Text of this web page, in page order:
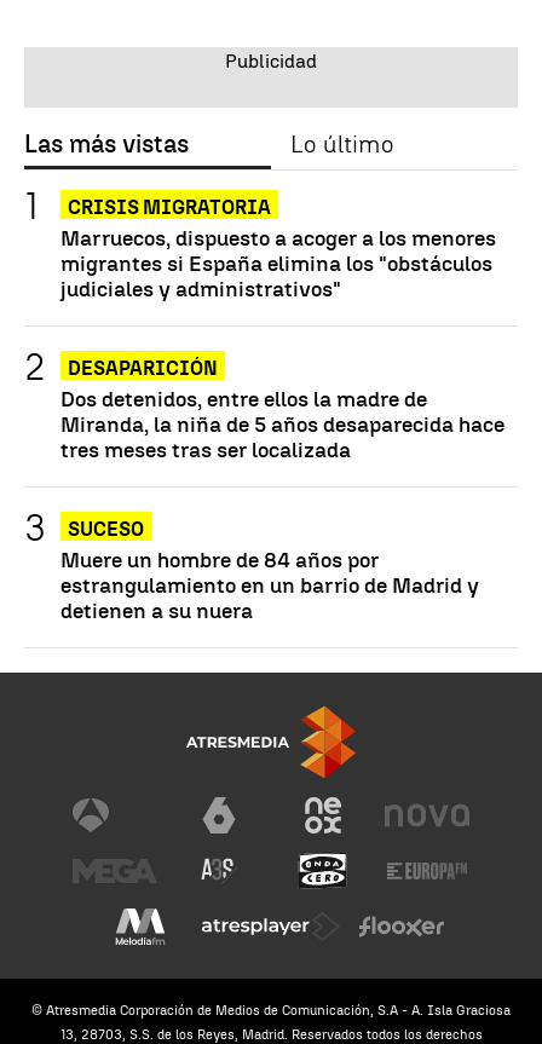
Las más vistas Lo último
CRISIS MIGRATORIA
Marruecos, dispuesto a acoger a los menores
migrantes si España elimina los "obstáculos
judiciales y administrativos"
DESAPARICIÓN
Dos detenidos, entre ellos la madre de
Miranda, la niña de 5 años desaparecida hace
tres meses tras ser localizada
SUCESO
Muere un hombre de 84 años por
estrangulamiento en un barrio de Madrid y
detienen a su nuera
© Atresmedia Corporación de Medios de Comunicación, S.A - A. Isla Graciosa
13, 28703, S.S. de los Reyes, Madrid. Reservados todos los derechos